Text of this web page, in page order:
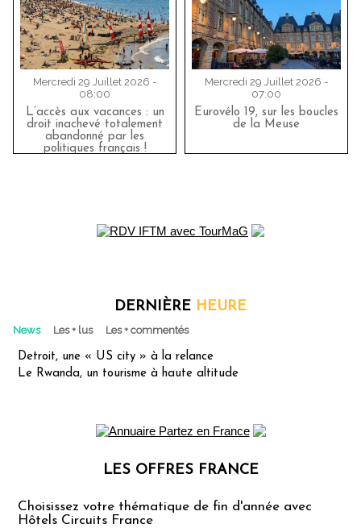
Mercredi 29 Juillet 2026 -
08:00
L’accès aux vacances : un
droit inachevé totalement
abandonné par les
politiques français !
Mercredi 29 Juillet 2026 -
07:00
Eurovélo 19, sur les boucles
de la Meuse
DERNIÈRE HEURE
News Les + lus Les + commentés
Detroit, une « US city » à la relance
Le Rwanda, un tourisme à haute altitude
LES OFFRES FRANCE
Choisissez votre thématique de fin d'année avec
Hôtels Circuits France